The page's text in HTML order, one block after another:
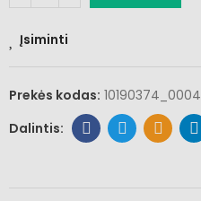
Įsiminti
Prekės kodas: 10190374_0004